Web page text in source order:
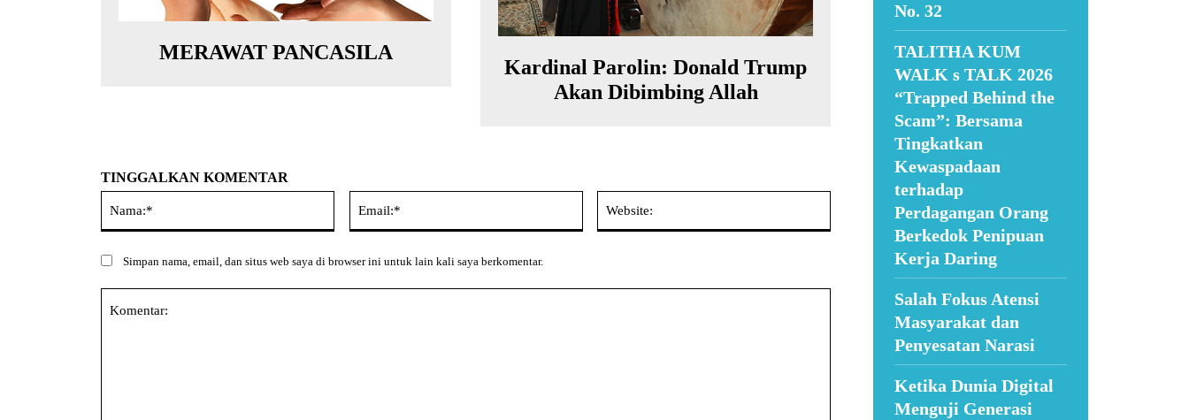
MERAWAT PANCASILA
Kardinal Parolin: Donald Trump
Akan Dibimbing Allah
TINGGALKAN KOMENTAR
Simpan nama, email, dan situs web saya di browser ini untuk lain kali saya berkomentar.
No. 32
TALITHA KUM
WALK s TALK 2026
“Trapped Behind the
Scam”: Bersama
Tingkatkan
Kewaspadaan
terhadap
Perdagangan Orang
Berkedok Penipuan
Kerja Daring
Salah Fokus Atensi
Masyarakat dan
Penyesatan Narasi
Ketika Dunia Digital
Menguji Generasi